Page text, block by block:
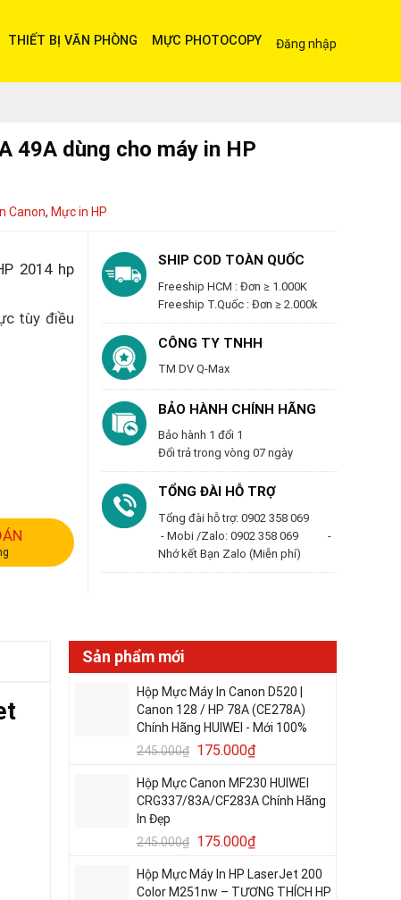
THIẾT BỊ VĂN PHÒNG MỰC PHOTOCOPY Đăng nhập
49A dùng cho máy in HP
Canon, Mực in HP
2014 hp
tùy điều
SHIP COD TOÀN QUỐC
Freeship HCM : Đơn ≥ 1.000K
Freeship T.Quốc : Đơn ≥ 2.000k
CÔNG TY TNHH
TM DV Q-Max
BẢO HÀNH CHÍNH HÃNG
Bảo hành 1 đổi 1
Đổi trả trong vòng 07 ngày
TỔNG ĐÀI HỖ TRỢ
Tổng đài hỗ trợ: 0902 358 069
- Mobi /Zalo: 0902 358 069 -
Nhớ kết Bạn Zalo (Miễn phí)
Sản phẩm mới
Hộp Mực Máy In Canon D520 |
Canon 128 / HP 78A (CE278A)
Chính Hãng HUIWEI - Mới 100%
245.000₫ 175.000₫
Hộp Mực Canon MF230 HUIWEI
CRG337/83A/CF283A Chính Hãng
In Đẹp
245.000₫ 175.000₫
Hộp Mực Máy In HP LaserJet 200
Color M251nw – TƯƠNG THÍCH HP